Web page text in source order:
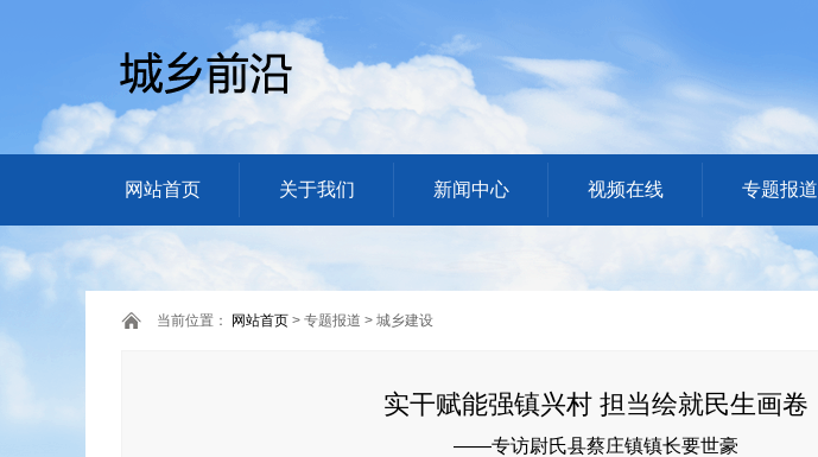
网站首页 关于我们 新闻中心 视频在线 专题报道
当前位置： 网站首页 > 专题报道 > 城乡建设
实干赋能强镇兴村 担当绘就民生画卷
——专访尉氏县蔡庄镇镇长要世豪